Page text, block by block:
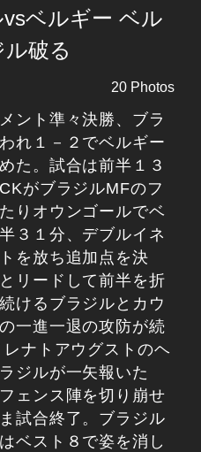
ベルギー ベル
破る
20 Photos
ント準々決勝、ブラ
れ１－２でベルギー
た。試合は前半１３
がブラジルMFのフ
りオウンゴールでベ
３１分、デブルイネ
を放ち追加点を決
リードして前半を折
けるブラジルとカウ
一進一退の攻防が続
ナトアウグストのヘ
ジルが一矢報いた
ェンス陣を切り崩せ
試合終了。ブラジル
ベスト８で姿を消し